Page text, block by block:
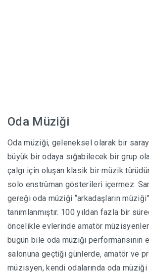
Oda Müziği
Oda müziği, geleneksel olarak bir
büyük bir odaya sığabilecek bir grup
çalgı için oluşan klasik bir müzik
solo enstrüman gösterileri içermez.
gereği oda müziği “arkadaşların
tanımlanmıştır. 100 yıldan fazla bir
öncelikle evlerinde amatör müzisyenler
bugün bile oda müziği performansının
salonuna geçtiği günlerde, amatör ve
müzisyen, kendi odalarında oda müziği